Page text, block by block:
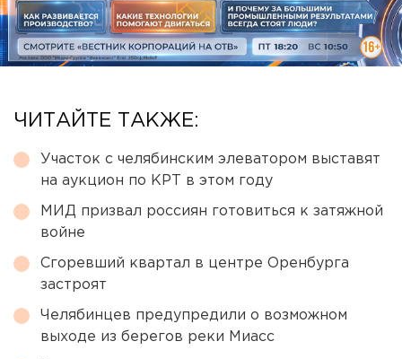
ЧИТАЙТЕ ТАКЖЕ:
Участок с челябинским элеватором выставят
на аукцион по КРТ в этом году
МИД призвал россиян готовиться к затяжной
войне
Сгоревший квартал в центре Оренбурга
застроят
Челябинцев предупредили о возможном
выходе из берегов реки Миасс